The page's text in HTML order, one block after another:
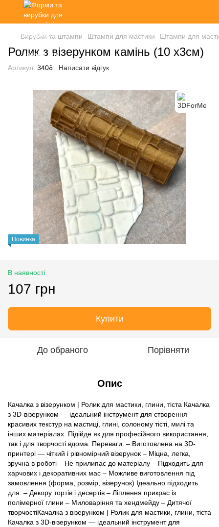
Вирубки та штампи Штампи для мастики Штампи для
Ролик з візерунком камінь (10 х3см)
Артикул: 3406 Написати відгук
Новинка
В наявності
107 грн
Купити
До обраного Порівняти
Опис
Качалка з візерунком | Ролик для мастики, глини, тіста Качалка
з 3D-візерунком — ідеальний інструмент для створення
красивих текстур на мастиці, глині, солоному тісті, милі та
інших матеріалах. Підійде як для професійного використання,
так і для творчості вдома. Переваги: – Виготовлена на 3D-
принтері — чіткий і рівномірний візерунок – Міцна, легка,
зручна в роботі – Не прилипає до матеріалу – Підходить для
харчових і декоративних мас – Можливе виготовлення під
замовлення (форма, розмір, візерунок) Ідеально підходить
для: – Декору тортів і десертів – Ліплення прикрас із
полімерної глини – Миловаріння та хендмейду – Дитячої
творчостіКачалка з візерунком | Ролик для мастики, глини, тіста
Качалка з 3D-візерунком — ідеальний інструмент для